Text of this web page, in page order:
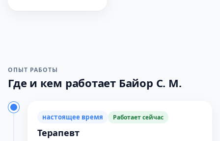
ОПЫТ РАБОТЫ
Где и кем работает Байор С. М.
настоящее время Работает сейчас
Терапевт